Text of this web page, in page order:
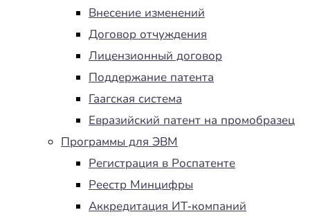
Внесение изменений
Договор отчуждения
Лицензионный договор
Поддержание патента
Гаагская система
Евразийский патент на промобразец
Программы для ЭВМ
Регистрация в Роспатенте
Реестр Минцифры
Аккредитация ИТ-компаний